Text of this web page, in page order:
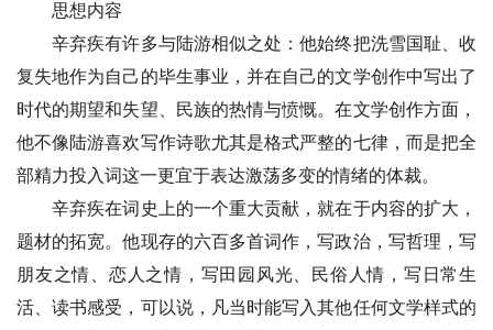
思想内容
辛弃疾有许多与陆游相似之处：他始终把洗雪国耻、收
复失地作为自己的毕生事业，并在自己的文学创作中写出了
时代的期望和失望、民族的热情与愤慨。在文学创作方面，
他不像陆游喜欢写作诗歌尤其是格式严整的七律，而是把全
部精力投入词这一更宜于表达激荡多变的情绪的体裁。
辛弃疾在词史上的一个重大贡献，就在于内容的扩大，
题材的拓宽。他现存的六百多首词作，写政治，写哲理，写
朋友之情、恋人之情，写田园风光、民俗人情，写日常生
活、读书感受，可以说，凡当时能写入其他任何文学样式的